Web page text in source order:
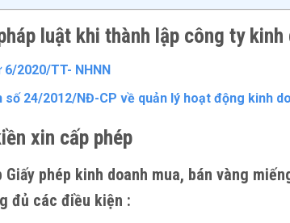
luật khi thành lập công ty kinh
2020/TT- NHNN
số 24/2012/NĐ-CP về quản lý hoạt động kinh
xin cấp phép
Giấy phép kinh doanh mua, bán vàng
đủ các điều kiện :